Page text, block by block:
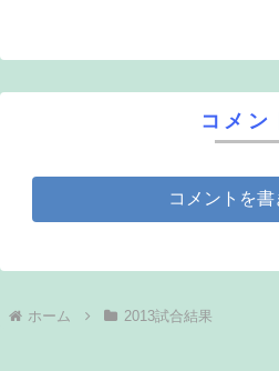
コメン
コメントを書
ホーム 2013試合結果